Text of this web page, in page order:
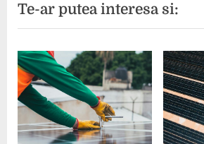
o
u
s
P
o
s
t
t
P
o
s
t
:
Te-ar putea interesa si: